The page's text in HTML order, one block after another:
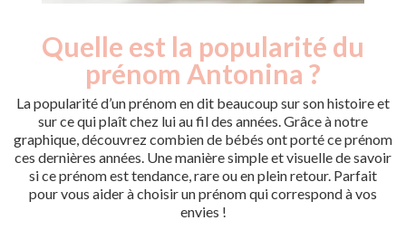
Quelle est la popularité du
prénom Antonina ?
La popularité d’un prénom en dit beaucoup sur son histoire et
sur ce qui plaît chez lui au fil des années. Grâce à notre
graphique, découvrez combien de bébés ont porté ce prénom
ces dernières années. Une manière simple et visuelle de savoir
si ce prénom est tendance, rare ou en plein retour. Parfait
pour vous aider à choisir un prénom qui correspond à vos
envies !
Année
Nouveaux-
nés
2016
9
2017
8
2018
11
2019
10
2020
7
2021
5